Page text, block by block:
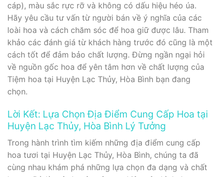
cáp), màu sắc rực rỡ và không có dấu hiệu héo úa.
Hãy yêu cầu tư vấn từ người bán về ý nghĩa của các
loài hoa và cách chăm sóc để hoa giữ được lâu. Tham
khảo các đánh giá từ khách hàng trước đó cũng là một
cách tốt để đảm bảo chất lượng. Đừng ngần ngại hỏi
về nguồn gốc hoa để yên tâm hơn về chất lượng của
Tiệm hoa tại Huyện Lạc Thủy, Hòa Bình bạn đang
chọn.
Lời Kết: Lựa Chọn Địa Điểm Cung Cấp Hoa tại
Huyện Lạc Thủy, Hòa Bình Lý Tưởng
Trong hành trình tìm kiếm những địa điểm cung cấp
hoa tươi tại Huyện Lạc Thủy, Hòa Bình, chúng ta đã
cùng nhau khám phá những lựa chọn đa dạng và chất